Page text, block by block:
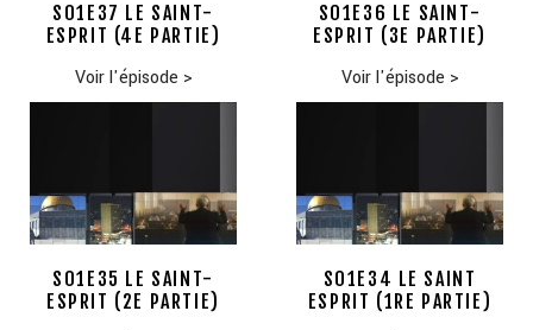
S01E37 LE SAINT-
ESPRIT (4E PARTIE)
Voir l'épisode >
S01E36 LE SAINT-
ESPRIT (3E PARTIE)
Voir l'épisode >
S01E35 LE SAINT-
ESPRIT (2E PARTIE)
S01E34 LE SAINT
ESPRIT (1RE PARTIE)